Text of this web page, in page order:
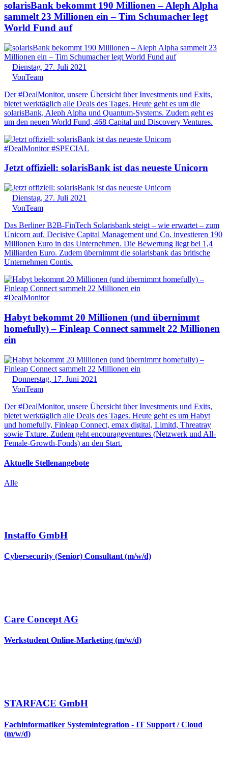
solarisBank bekommt 190 Millionen – Aleph Alpha
sammelt 23 Millionen ein – Tim Schumacher legt
World Fund auf
Dienstag, 27. Juli 2021
VonTeam
Der #DealMonitor, unsere Übersicht über Investments und Exits,
bietet werktäglich alle Deals des Tages. Heute geht es um die
solarisBank, Aleph Alpha und Quantum-Systems. Zudem geht es
um den neuen World Fund, 468 Capital und Discovery Ventures.
#DealMonitor #SPECIAL
Jetzt offiziell: solarisBank ist das neueste Unicorn
Dienstag, 27. Juli 2021
VonTeam
Das Berliner B2B-FinTech Solarisbank steigt – wie erwartet – zum
Unicorn auf. Decisive Capital Management und Co. investieren 190
Millionen Euro in das Unternehmen. Die Bewertung liegt bei 1,4
Milliarden Euro. Zudem übernimmt die solarisbank das britische
Unternehmen Contis.
#DealMonitor
Habyt bekommt 20 Millionen (und übernimmt
homefully) – Finleap Connect sammelt 22 Millionen
ein
Donnerstag, 17. Juni 2021
VonTeam
Der #DealMonitor, unsere Übersicht über Investments und Exits,
bietet werktäglich alle Deals des Tages. Heute geht es um Habyt
und homefully, Finleap Connect, emax digital, Limitd, Threatray
sowie Txture. Zudem geht encourageventures (Netzwerk und All-
Female-Growth-Fonds) an den Start.
Aktuelle Stellenangebote
Alle
Instaffo GmbH
Cybersecurity (Senior) Consultant (m/w/d)
Care Concept AG
Werkstudent Online-Marketing (m/w/d)
STARFACE GmbH
Fachinformatiker Systemintegration - IT Support / Cloud
(m/w/d)